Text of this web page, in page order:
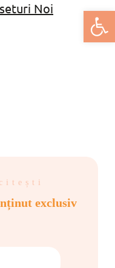
Deschide
Noi
exclusiv